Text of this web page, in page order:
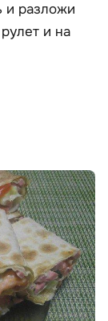
и разложи
и на